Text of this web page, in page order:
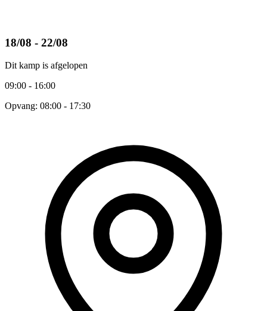
18/08 - 22/08
Dit kamp is afgelopen
09:00 - 16:00
Opvang: 08:00 - 17:30